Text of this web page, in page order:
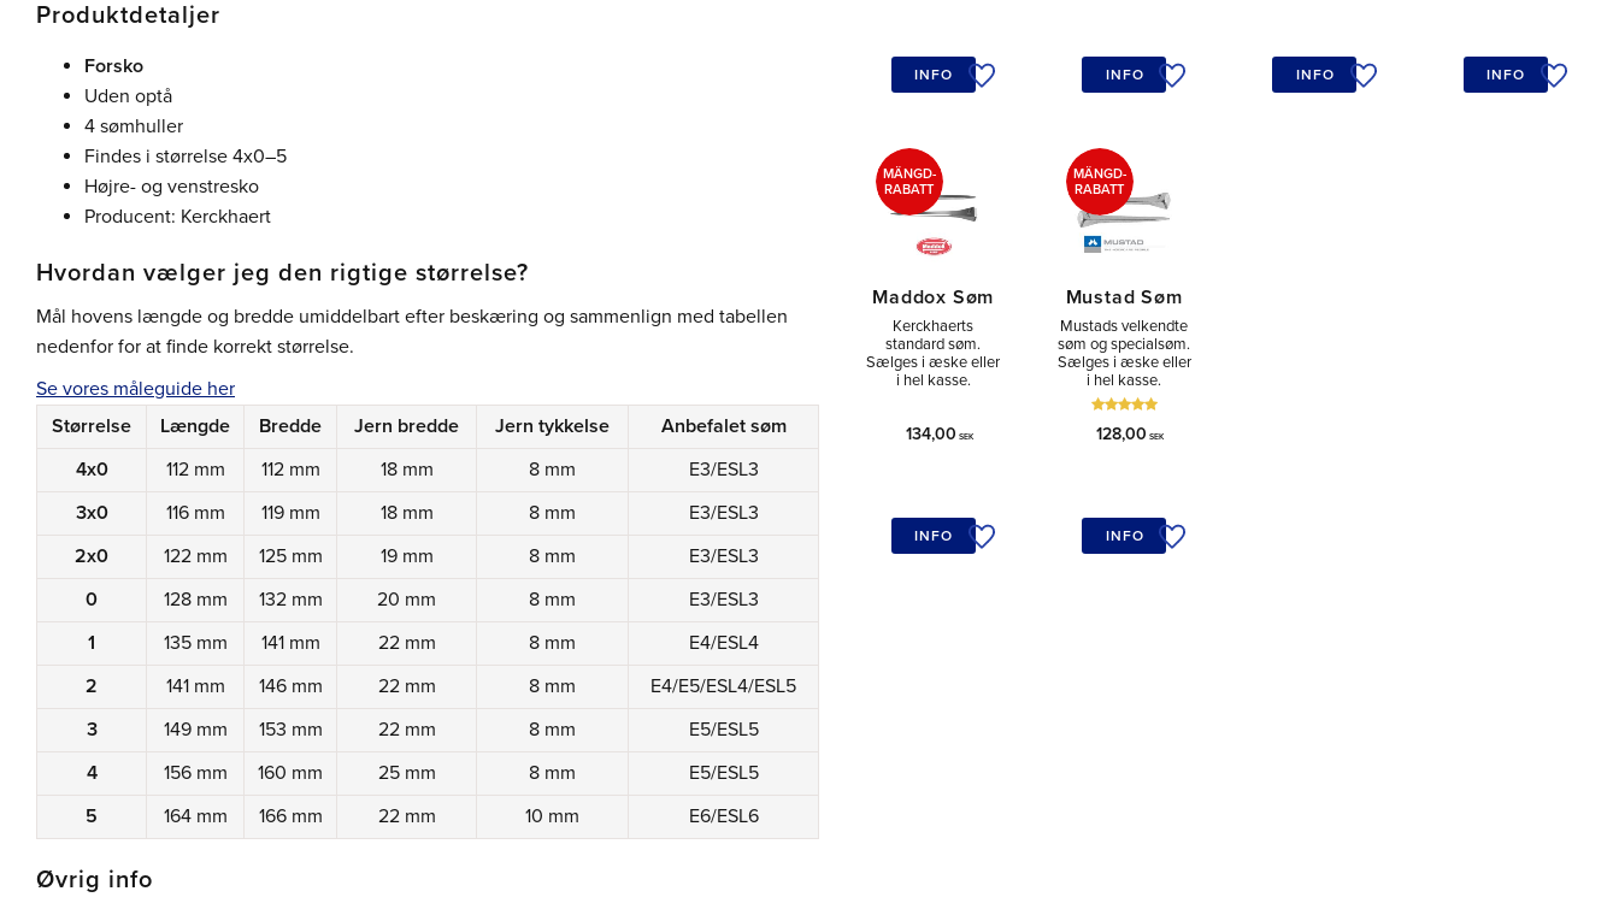
Produktdetaljer
Forsko
Uden optå
4 sømhuller
Findes i størrelse 4x0–5
Højre- og venstresko
Producent: Kerckhaert
Hvordan vælger jeg den rigtige størrelse?
Mål hovens længde og bredde umiddelbart efter beskæring og sammenlign med tabellen
nedenfor for at finde korrekt størrelse.
Se vores måleguide her
Størrelse
Længde Bredde Jern bredde Jern tykkelse
Anbefalet søm
4x0
112 mm 112 mm 18 mm 8 mm
E3/ESL3
3x0
116 mm 119 mm 18 mm 8 mm
E3/ESL3
2x0
122 mm 125 mm 19 mm 8 mm
E3/ESL3
0
128 mm 132 mm 20 mm 8 mm
E3/ESL3
1
135 mm 141 mm 22 mm 8 mm
E4/ESL4
2
141 mm 146 mm 22 mm 8 mm
E4/E5/ESL4/ESL5
3
149 mm 153 mm 22 mm 8 mm
E5/ESL5
4
156 mm 160 mm 25 mm 8 mm
E5/ESL5
5
164 mm 166 mm 22 mm 10 mm E6/ESL6
Øvrig info
Tilføj til ønskeliste
INFO
Tilføj til ønskeliste
INFO
Tilføj til ønskeliste
INFO
Tilføj til
INFO
Maddox Søm
Kerckhaerts
standard søm.
Sælges i æske eller
i hel kasse.
134,00 SEK
MÄNGD-
RABATT
Tilføj til ønskeliste
INFO
Mustad Søm
Mustads velkendte
søm og specialsøm.
Sælges i æske eller
i hel kasse.
128,00 SEK
MÄNGD-
RABATT
Tilføj til ønskeliste
INFO